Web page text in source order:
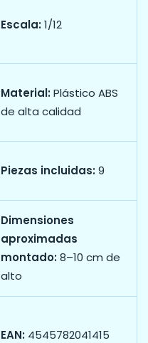
Escala: 1/12
Material: Plástico ABS
de alta calidad
Piezas incluidas: 9
Dimensiones
aproximadas
montado: 8–10 cm de
alto
EAN: 4545782041415